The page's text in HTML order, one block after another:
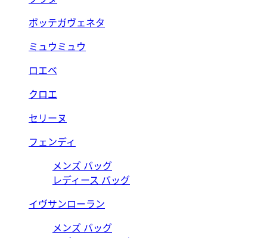
ボッテガヴェネタ
ミュウミュウ
ロエベ
クロエ
セリーヌ
フェンディ
メンズ バッグ
レディース バッグ
イヴサンローラン
メンズ バッグ